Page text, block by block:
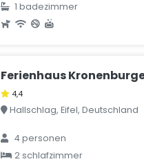
1 badezimmer
Ferienhaus
4,4
Hallschlag, Eifel, Deutschland
4 personen
2 schlafzimmer